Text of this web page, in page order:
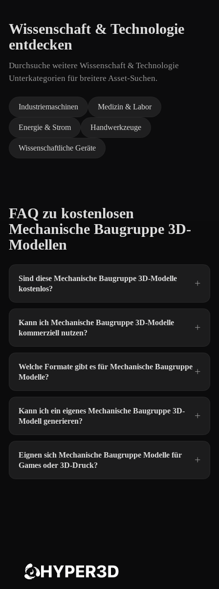
Wissenschaft & Technologie
entdecken
Durchsuche weitere Wissenschaft & Technologie
Unterkategorien für breitere Asset-Suchen.
Industriemaschinen Medizin & Labor
Energie & Strom Handwerkzeuge
Wissenschaftliche Geräte
FAQ zu kostenlosen
Mechanische Baugruppe 3D-
Modellen
Sind diese Mechanische Baugruppe 3D-Modelle
kostenlos?
Kann ich Mechanische Baugruppe 3D-Modelle
kommerziell nutzen?
Welche Formate gibt es für Mechanische Baugruppe
Modelle?
Kann ich ein eigenes Mechanische Baugruppe 3D-
Modell generieren?
Eignen sich Mechanische Baugruppe Modelle für
Games oder 3D-Druck?